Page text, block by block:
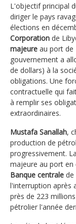
L'objectif principal
diriger le pays
élections en
Corporation de
majeure au port de
gouvernement a
de dollars) à la
obligations. Une
contractuelle qui
à remplir ses
extraordinaires.
Mustafa Sanallah,
production de
progressivement.
majeure au port en
Banque centrale de
l'interruption après
près de 223
pétrolier l'année